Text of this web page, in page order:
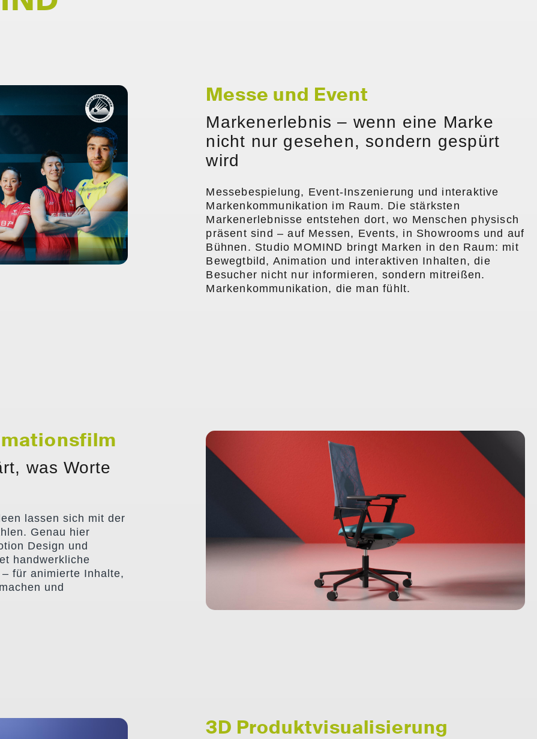
Messe und Event
Markenerlebnis – wenn eine Marke
nicht nur gesehen, sondern gespürt
wird
Messebespielung, Event-Inszenierung und interaktive
Markenkommunikation im Raum. Die stärksten
Markenerlebnisse entstehen dort, wo Menschen physisch
präsent sind – auf Messen, Events, in Showrooms und auf
Bühnen. Studio MOMIND bringt Marken in den Raum: mit
Bewegtbild, Animation und interaktiven Inhalten, die
Besucher nicht nur informieren, sondern mitreißen.
Markenkommunikation, die man fühlt.
was Worte
lassen sich mit der
Genau hier
Design und
handwerkliche
für animierte Inhalte,
und
KLÖBER - THE ART OF SITTING
3D Produktvisualisierung
3D Produktvisualisierung